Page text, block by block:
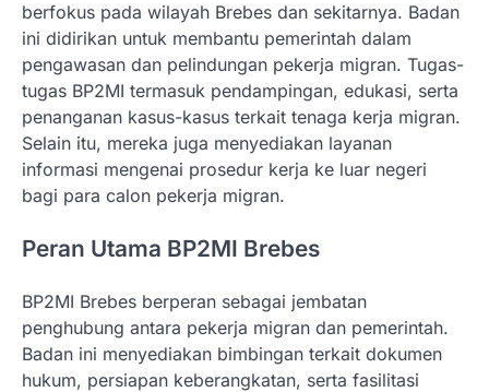
berfokus pada wilayah Brebes dan sekitarnya. Badan
ini didirikan untuk membantu pemerintah dalam
pengawasan dan pelindungan pekerja migran. Tugas-
tugas BP2MI termasuk pendampingan, edukasi, serta
penanganan kasus-kasus terkait tenaga kerja migran.
Selain itu, mereka juga menyediakan layanan
informasi mengenai prosedur kerja ke luar negeri
bagi para calon pekerja migran.
Peran Utama BP2MI Brebes
BP2MI Brebes berperan sebagai jembatan
penghubung antara pekerja migran dan pemerintah.
Badan ini menyediakan bimbingan terkait dokumen
hukum, persiapan keberangkatan, serta fasilitasi